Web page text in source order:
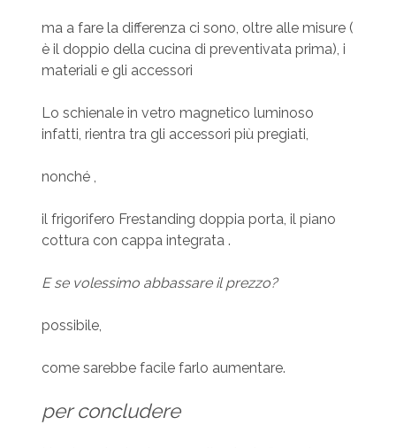
ma a fare la differenza ci sono, oltre alle misure (
è il doppio della cucina di preventivata prima), i
materiali e gli accessori
Lo schienale in vetro magnetico luminoso
infatti, rientra tra gli accessori più pregiati,
nonché ,
il frigorifero Frestanding doppia porta, il piano
cottura con cappa integrata .
E se volessimo abbassare il prezzo?
possibile,
come sarebbe facile farlo aumentare.
per concludere